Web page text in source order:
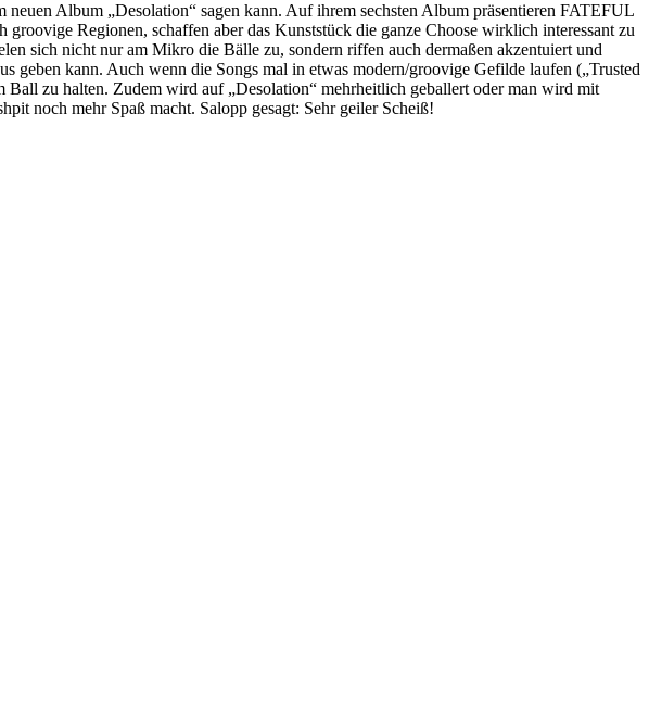
Album „Desolation“ sagen kann. Auf ihrem sechsten Album präsentieren FATEFUL
Regionen, schaffen aber das Kunststück die ganze Choose wirklich interessant zu
sich nicht nur am Mikro die Bälle zu, sondern riffen auch dermaßen akzentuiert und
kann. Auch wenn die Songs mal in etwas modern/groovige Gefilde laufen („Trusted
zu halten. Zudem wird auf „Desolation“ mehrheitlich geballert oder man wird mit
noch mehr Spaß macht. Salopp gesagt: Sehr geiler Scheiß!